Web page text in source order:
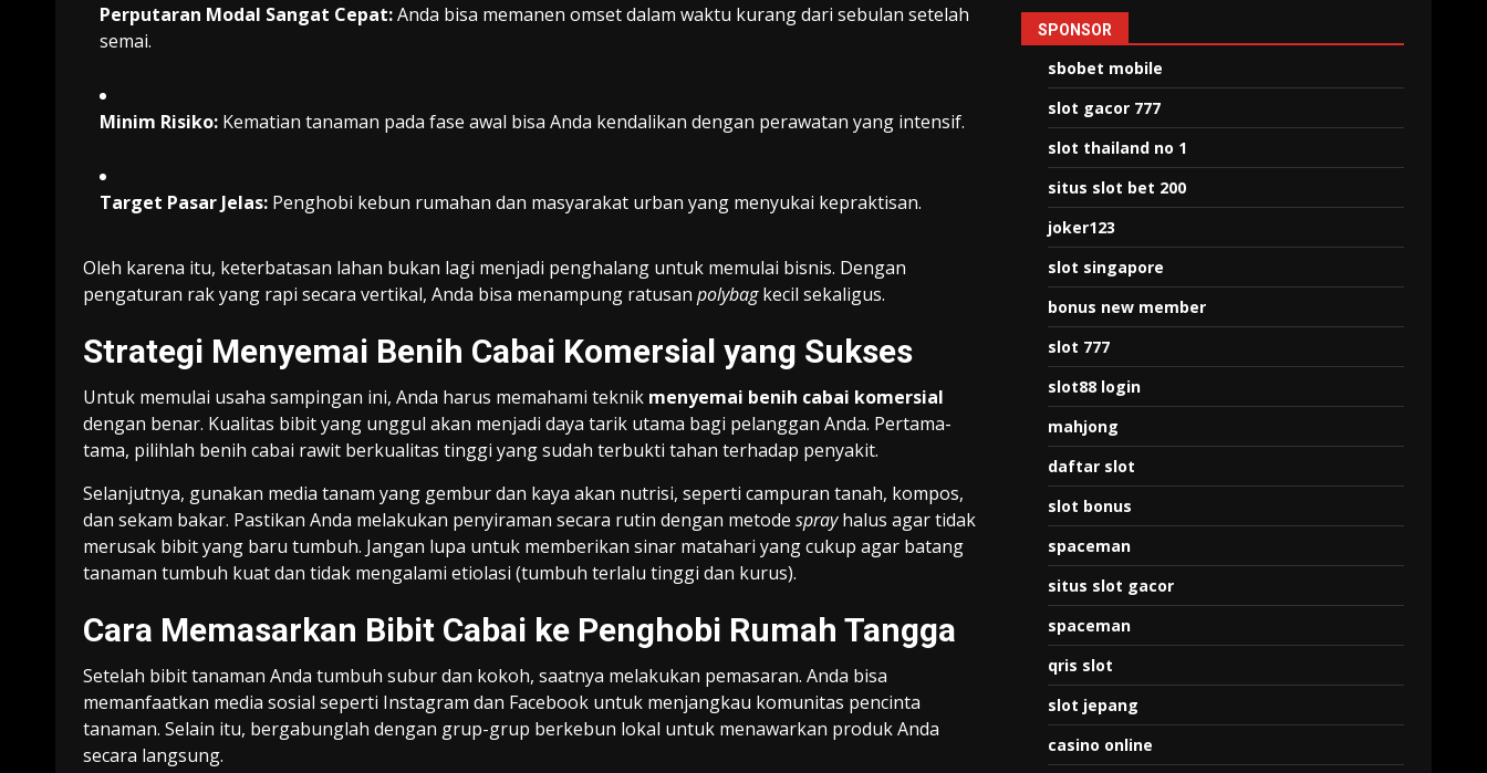
Perputaran Modal Sangat Cepat:Anda bisa memanen omset dalam waktu kurang dari sebulan setelah
semai.
Minim Risiko: Kematian tanaman pada fase awal bisa Anda kendalikan dengan perawatan yang intensif.
Target Pasar Jelas: Penghobi kebun rumahan dan masyarakat urban yang menyukai kepraktisan.
Oleh karena itu, keterbatasan lahan bukan lagi menjadi penghalang untuk memulai bisnis. Dengan
pengaturan rak yang rapi secara vertikal, Anda bisa menampung ratusan polybagkecil sekaligus.
Strategi Menyemai Benih Cabai Komersial yang Sukses
Untuk memulai usaha sampingan ini, Anda harus memahami teknik menyemai benih cabai komersial
dengan benar. Kualitas bibit yang unggul akan menjadi daya tarik utama bagi pelanggan Anda. Pertama-
tama, pilihlah benih cabai rawit berkualitas tinggi yang sudah terbukti tahan terhadap penyakit.
Selanjutnya, gunakan media tanam yang gembur dan kaya akan nutrisi, seperti campuran tanah, kompos,
dan sekam bakar. Pastikan Anda melakukan penyiraman secara rutin dengan metode sprayhalus agar tidak
merusak bibit yang baru tumbuh. Jangan lupa untuk memberikan sinar matahari yang cukup agar batang
tanaman tumbuh kuat dan tidak mengalami etiolasi (tumbuh terlalu tinggi dan kurus).
Cara Memasarkan Bibit Cabai ke Penghobi Rumah Tangga
Setelah bibit tanaman Anda tumbuh subur dan kokoh, saatnya melakukan pemasaran. Anda bisa
memanfaatkan media sosial seperti Instagram dan Facebook untuk menjangkau komunitas pencinta
tanaman. Selain itu, bergabunglah dengan grup-grup berkebun lokal untuk menawarkan produk Anda
secara langsung.
SPONSOR
sbobet mobile
slot gacor 777
slot thailand no 1
situs slot bet 200
joker123
slot singapore
bonus new member
slot 777
slot88 login
mahjong
daftar slot
slot bonus
spaceman
situs slot gacor
spaceman
qris slot
slot jepang
casino online